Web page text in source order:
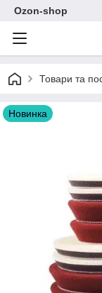
Ozon-shop
Товари та
Новинка